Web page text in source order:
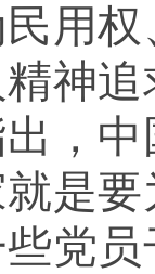
用
神
，
是
党